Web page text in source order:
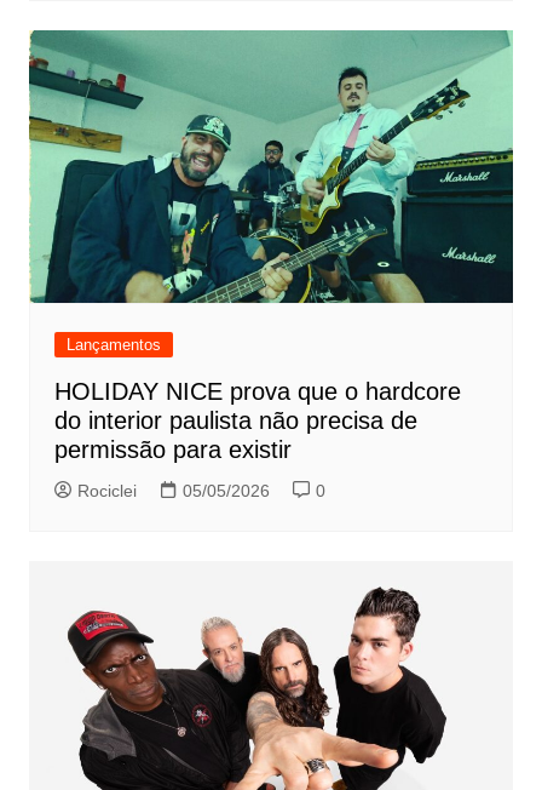
Lançamentos
HOLIDAY NICE prova que o hardcore
do interior paulista não precisa de
permissão para existir
Rociclei 05/05/2026 0